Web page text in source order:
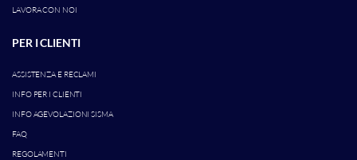
LAVORA CON NOI
PER I CLIENTI
ASSISTENZA E RECLAMI
INFO PER I CLIENTI
INFO AGEVOLAZIONI SISMA
FAQ
REGOLAMENTI